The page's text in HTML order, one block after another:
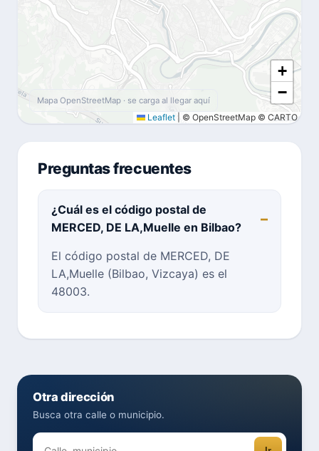
+
−
Leaflet © OpenStreetMap © CARTO
Mapa OpenStreetMap · se carga al llegar aquí
Preguntas frecuentes
¿Cuál es el código postal de
MERCED, DE LA,Muelle en Bilbao?
El código postal de MERCED, DE
LA,Muelle (Bilbao, Vizcaya) es el
48003.
Otra dirección
Busca otra calle o municipio.